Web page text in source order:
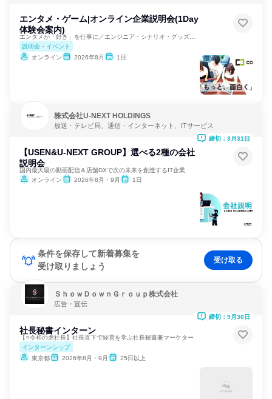
エンタメ・ゲーム|オンライン企業説明会(1Day
体験会案内)
説明会・イベント
オンライン
2026年8月 1日
株式会社U-NEXT HOLDINGS
放送・テレビ局、通信・インターネット、ITサービス
【USEN&U-NEXT GROUP】選べる2種の会社
説明会
国内最大級の動画配信＆店舗DXで次の未来を創造するIT企業
オンライン
2026年8月・9月 1日
締切：3月31日
条件を保存して新着募集を
受け取りましょう
受け取る
ＳｈｏｗＤｏｗｎＧｒｏｕｐ株式会社
広告・宣伝
社長秘書インターン
【⭐️令和の虎社長】社長直下で経営を学ぶ社長秘書兼マーケター
インターンシップ
東京都
2026年8月・9月 25日以上
締切：9月30日